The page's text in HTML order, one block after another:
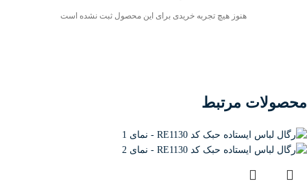
هنوز هیچ تجربه خریدی برای این محصول ثبت نشده است
محصولات مرتبط